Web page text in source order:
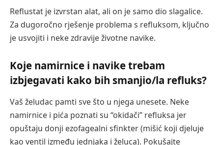
Reflustat je izvrstan alat, ali on je samo dio slagalice.
Za dugoročno rješenje problema s refluksom, ključno
je usvojiti i neke zdravije životne navike.
Koje namirnice i navike trebam
izbjegavati kako bih smanjio/la refluks?
Vaš želudac pamti sve što u njega unesete. Neke
namirnice i pića poznati su “okidači” refluksa jer
opuštaju donji ezofagealni sfinkter (mišić koji djeluje
kao ventil između jednjaka i želuca). Pokušajte